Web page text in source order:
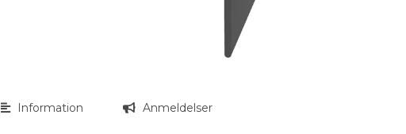
Information Anmeldelser